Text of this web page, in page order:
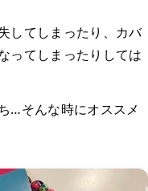
してしまったり、カバ
ってしまったりしては
…そんな時にオススメ